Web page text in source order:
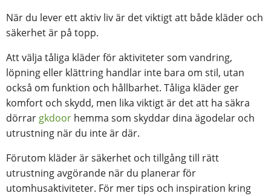
När du lever ett aktiv liv är det viktigt att både kläder och
säkerhet är på topp.
Att välja tåliga kläder för aktiviteter som vandring,
löpning eller klättring handlar inte bara om stil, utan
också om funktion och hållbarhet. Tåliga kläder ger
komfort och skydd, men lika viktigt är det att ha säkra
dörrar gkdoor hemma som skyddar dina ägodelar och
utrustning när du inte är där.
Förutom kläder är säkerhet och tillgång till rätt
utrustning avgörande när du planerar för
utomhusaktiviteter. För mer tips och inspiration kring